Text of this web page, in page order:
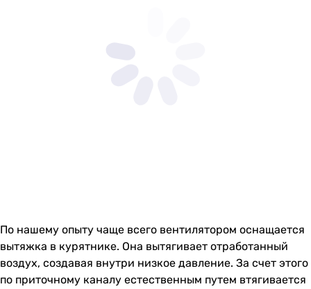
По нашему опыту чаще всего вентилятором оснащается
вытяжка в курятнике. Она вытягивает отработанный
воздух, создавая внутри низкое давление. За счет этого
по приточному каналу естественным путем втягивается